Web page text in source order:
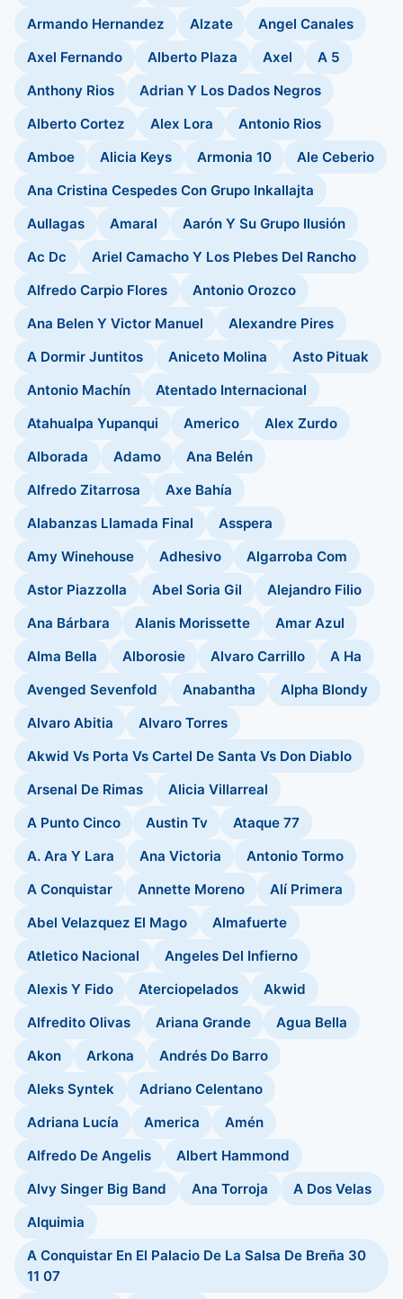
Armando Hernandez
Alzate
Angel Canales
Axel Fernando
Alberto Plaza Axel
A 5
Anthony Rios
Adrian Y Los Dados Negros
Alberto Cortez
Alex Lora
Antonio Rios
Amboe
Alicia Keys Armonia 10
Ale Ceberio
Ana Cristina Cespedes Con Grupo Inkallajta
Aullagas
Amaral
Aarón Y Su Grupo Ilusión
Ac Dc
Ariel Camacho Y Los Plebes Del Rancho
Alfredo Carpio Flores
Antonio Orozco
Ana Belen Y Victor Manuel
Alexandre Pires
A Dormir Juntitos
Aniceto Molina
Asto Pituak
Antonio Machín
Atentado Internacional
Atahualpa Yupanqui
Americo
Alex Zurdo
Alborada
Adamo
Ana Belén
Alfredo Zitarrosa
Axe Bahía
Alabanzas Llamada Final
Asspera
Amy Winehouse
Adhesivo
Algarroba Com
Astor Piazzolla
Abel Soria Gil
Alejandro Filio
Ana Bárbara
Alanis Morissette
Amar Azul
Alma Bella
Alborosie Alvaro Carrillo
A Ha
Avenged Sevenfold
Anabantha
Alpha Blondy
Alvaro Abitia
Alvaro Torres
Akwid Vs Porta Vs Cartel De Santa Vs Don Diablo
Arsenal De Rimas
Alicia Villarreal
A Punto Cinco
Austin Tv
Ataque 77
A. Ara Y Lara
Ana Victoria
Antonio Tormo
A Conquistar
Annette Moreno
Alí Primera
Abel Velazquez El Mago
Almafuerte
Atletico Nacional
Angeles Del Infierno
Alexis Y Fido
Aterciopelados
Akwid
Alfredito Olivas
Ariana Grande
Agua Bella
Akon
Arkona
Andrés Do Barro
Aleks Syntek
Adriano Celentano
Adriana Lucía
America
Amén
Alfredo De Angelis
Albert Hammond
Alvy Singer Big Band
Ana Torroja
A Dos Velas
Alquimia
A Conquistar En El Palacio De La Salsa De Breña 30
11 07